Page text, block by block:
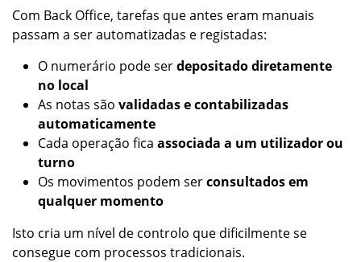
Com Back Office, tarefas que antes eram manuais
passam a ser automatizadas e registadas:
O numerário pode serdepositado diretamente
no local
As notas são validadas e contabilizadas
automaticamente
Cada operação fica associada a um utilizador ou
turno
Os movimentos podem serconsultados em
qualquer momento
Isto cria um nível de controlo que dificilmente se
consegue com processos tradicionais.